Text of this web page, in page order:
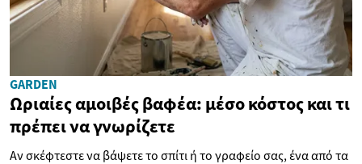
GARDEN
Ωριαίες αμοιβές βαφέα: μέσο κόστος και τι
πρέπει να γνωρίζετε
Αν σκέφτεστε να βάψετε το σπίτι ή το γραφείο σας, ένα από τα